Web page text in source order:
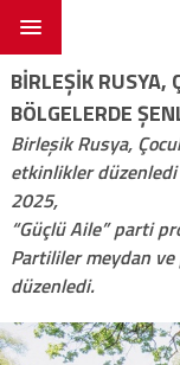
BIRLEŞIK RUSYA,
BÖLGELERDE
Birleşik Rusya,
etkinlikler düzenledi
2025,
“Güçlü Aile” parti
Partililer meydan
düzenledi.